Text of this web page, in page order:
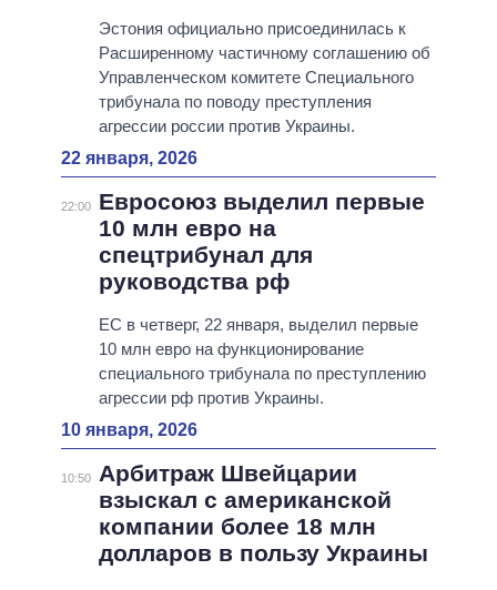
Эстония официально присоединилась к
Расширенному частичному соглашению об
Управленческом комитете Специального
трибунала по поводу преступления
агрессии россии против Украины.
22 января, 2026
22:00
Евросоюз выделил первые
10 млн евро на
спецтрибунал для
руководства рф
ЕС в четверг, 22 января, выделил первые
10 млн евро на функционирование
специального трибунала по преступлению
агрессии рф против Украины.
10 января, 2026
10:50
Арбитраж Швейцарии
взыскал с американской
компании более 18 млн
долларов в пользу Украины